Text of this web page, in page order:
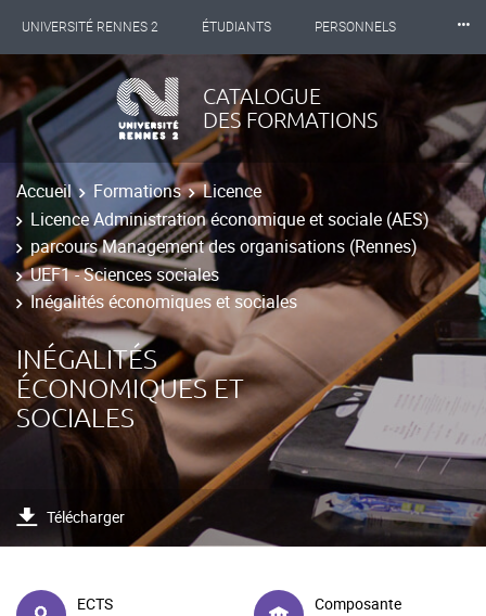
UNIVERSITÉ RENNES 2 ÉTUDIANTS PERSONNELS
INTERNATIONAL PROFESSIONNELS
LES NOUVELLES DE RENNES 2
⸱⸱⸱
CATALOGUE
DES FORMATIONS
Accueil Formations
Licence
Licence Administration économique et sociale (AES)
parcours Management des organisations (Rennes)
UEF1 - Sciences sociales
Inégalités économiques et sociales
INÉGALITÉS
ÉCONOMIQUES ET
SOCIALES
Télécharger
ECTS
Composante